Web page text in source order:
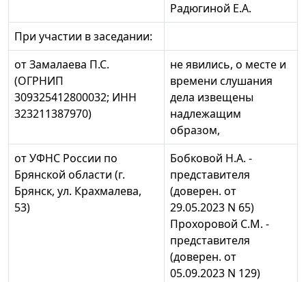
Радюгиной Е.А.
При участии в заседании:
от Замалаева П.С.
(ОГРНИП
309325412800032; ИНН
323211387970)
не явились, о месте и
времени слушания
дела извещены
надлежащим
образом,
от УФНС России по
Брянской области (г.
Брянск, ул. Крахмалева,
53)
Бобковой Н.А. -
представителя
(доверен. от
29.05.2023 N 65)
Прохоровой С.М. -
представителя
(доверен. от
05.09.2023 N 129)